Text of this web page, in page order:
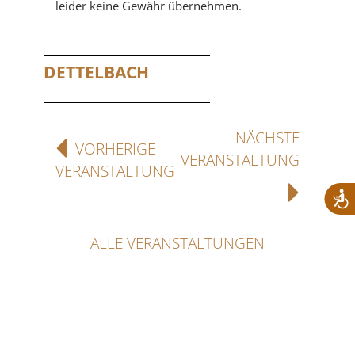
leider keine Gewähr übernehmen.
DETTELBACH
VORHERIGE
VERANSTALTUNG
NÄCHSTE
VERANSTALTUNG
ALLE VERANSTALTUNGEN